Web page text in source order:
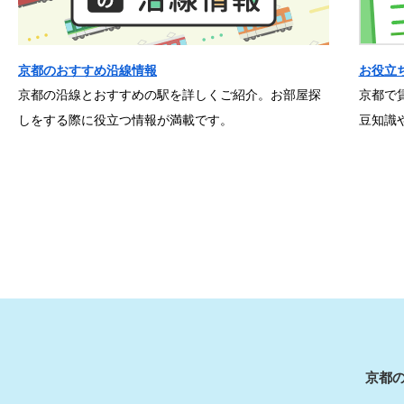
京都のおすすめ沿線情報
京都の沿線とおすすめの駅を詳しくご紹介。お部屋探
しをする際に役立つ情報が満載です。
お役立
京都で
豆知識
京都